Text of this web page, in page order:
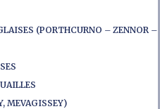
(PORTHCURNO – ZENNOR –
MEVAGISSEY)